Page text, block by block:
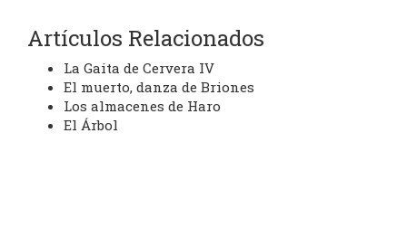
Artículos Relacionados
La Gaita de Cervera IV
El muerto, danza de Briones
Los almacenes de Haro
El Árbol